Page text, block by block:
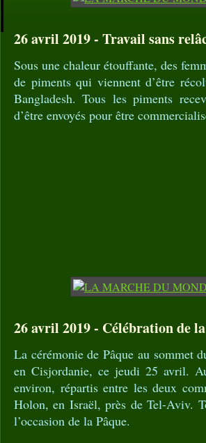
26 avril 2019 - Travail sans
Sous une chaleur étouffante, des
de piments qui viennent d’être
Bangladesh. Tous les piments
d’être envoyés pour être
26 avril 2019 - Célébration de
La cérémonie de Pâque au sommet
en Cisjordanie, ce jeudi 25 avril.
environ, répartis entre les deux
Holon, en Israël, près de Tel-Aviv.
l’occasion de la Pâque.